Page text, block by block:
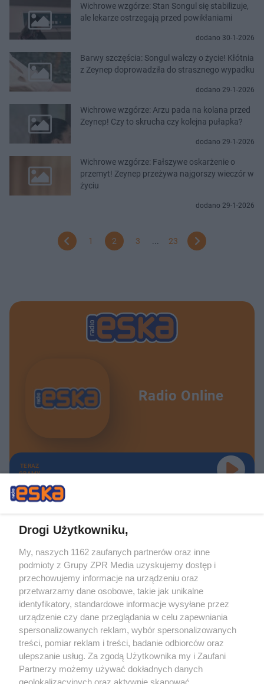
Wichrowe wzgórze: Stan Songul się stabilizuje,
ale lekarze ostrzegają przed powikłaniami
dodano 30-1-2026
Barwy szczęścia: Songul walczy o życie! Kłótnia
z Zeynep doprowadziła do strasznego wypadku
dodano 29-1-2026
Wichrowe wzgórze: Arzu pada na kolana przed
Zeynep! Czy to skrucha czy kolejna pułapka?
dodano 29-1-2026
Wichrowe wzgórze: Fałszywe oskarżenie o
przemyt! Zeynep przeżywa najgorszy wieczór w
życiu
dodano 29-1-2026
1 2 3 23
Radio Online
TERAZ
GRAMY
Żaden utwór zamieszczony w serwisie nie może być powielany i
rozpowszechniany lub dalej rozpowszechniany w jakikolwiek sposób (w
tym także elektroniczny lub mechaniczny) na jakimkolwiek polu
eksploatacji w jakiejkolwiek formie, włącznie z umieszczaniem w Internecie
bez pisemnej zgody właściciela praw. Jakiekolwiek użycie lub
wykorzystanie utworów w całości lub w części z naruszeniem prawa, tzn.
bez właściwej zgody, jest zabronione pod groźbą kary i może być ścigane
prawnie.
Drogi Użytkowniku,
My, naszych 1162 zaufanych partnerów oraz inne
podmioty z Grupy ZPR Media uzyskujemy dostęp i
przechowujemy informacje na urządzeniu oraz
przetwarzamy dane osobowe, takie jak unikalne
identyfikatory, standardowe informacje wysyłane przez
urządzenie czy dane przeglądania w celu zapewniania
spersonalizowanych reklam, wybór spersonalizowanych
treści, pomiar reklam i treści, badanie odbiorców oraz
ulepszanie usług. Za zgodą Użytkownika my i Zaufani
Partnerzy możemy używać dokładnych danych
geolokalizacyjnych oraz aktywnie skanować